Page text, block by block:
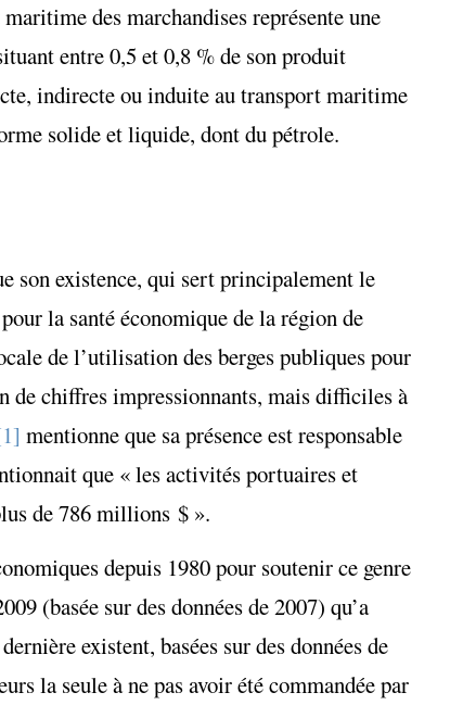
des marchandises représente une
entre 0,5 et 0,8 % de son produit
indirecte ou induite au transport maritime
solide et liquide, dont du pétrole.
son existence, qui sert principalement le
la santé économique de la région de
de l’utilisation des berges publiques pour
de chiffres impressionnants, mais difficiles à
mentionne que sa présence est responsable
que « les activités portuaires et
de 786 millions $ ».
depuis 1980 pour soutenir ce genre
(basée sur des données de 2007) qu’a
existent, basées sur des données de
la seule à ne pas avoir été commandée par